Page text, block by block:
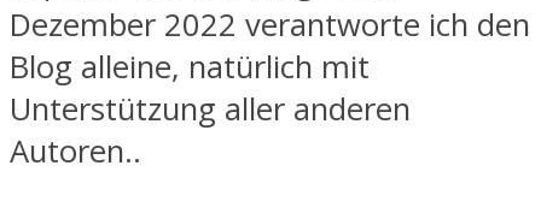
Dezember 2022 verantworte ich den
Blog alleine, natürlich mit
Unterstützung aller anderen
Autoren..